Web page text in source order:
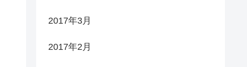
2017年3月
2017年2月